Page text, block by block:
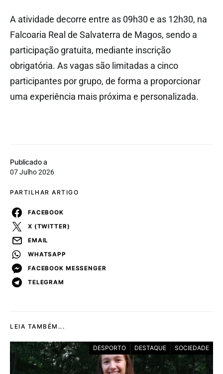
Publicado a
07 Julho 2026
PARTILHAR ARTIGO
FACEBOOK
X (TWITTER)
EMAIL
WHATSAPP
FACEBOOK MESSENGER
TELEGRAM
A atividade decorre entre as 09h30 e as 12h30, na
Falcoaria Real de Salvaterra de Magos, sendo a
participação gratuita, mediante inscrição
obrigatória. As vagas são limitadas a cinco
participantes por grupo, de forma a proporcionar
uma experiência mais próxima e personalizada.
LEIA TAMBÉM...
DESPORTO DESTAQUE SOCIEDADE